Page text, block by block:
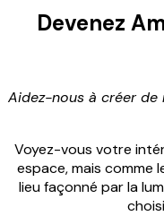
Devenez
Aidez-nous à créer
Voyez-vous votre
espace, mais comme
lieu façonné par la